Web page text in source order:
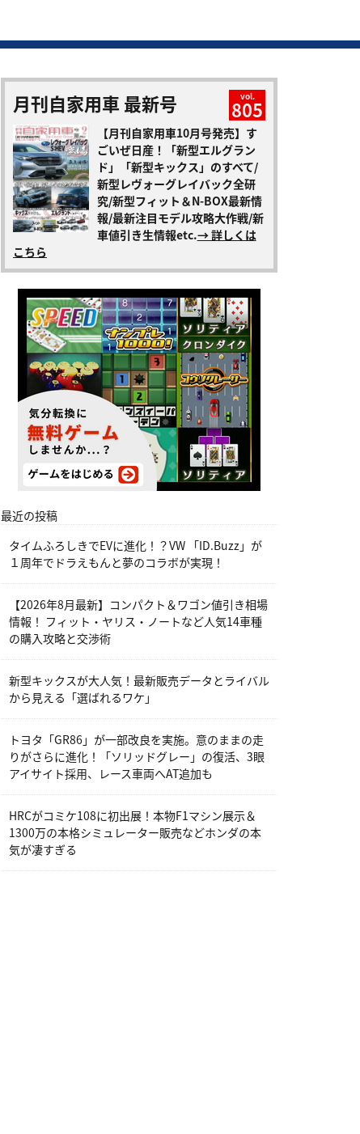
月刊自家用車 最新号 vol.
805
【月刊自家用車10月号発売】す
ごいぜ日産！「新型エルグラン
ド」「新型キックス」のすべて/
新型レヴォーグレイバック全研
究/新型フィット＆N-BOX最新情
報/最新注目モデル攻略大作戦/新
車値引き生情報etc.→ 詳しくは
こちら
最近の投稿
タイムふろしきでEVに進化！？VW 「ID.Buzz」が
１周年でドラえもんと夢のコラボが実現！
【2026年8月最新】コンパクト＆ワゴン値引き相場
情報！ フィット・ヤリス・ノートなど人気14車種
の購入攻略と交渉術
新型キックスが大人気！最新販売データとライバル
から見える「選ばれるワケ」
トヨタ「GR86」が一部改良を実施。意のままの走
りがさらに進化！「ソリッドグレー」の復活、3眼
アイサイト採用、レース車両へAT追加も
HRCがコミケ108に初出展！本物F1マシン展示＆
1300万の本格シミュレーター販売などホンダの本
気が凄すぎる